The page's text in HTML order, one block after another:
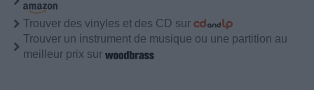
Trouver des vinyles et des CD sur
Trouver un instrument de musique ou une partition au
meilleur prix sur